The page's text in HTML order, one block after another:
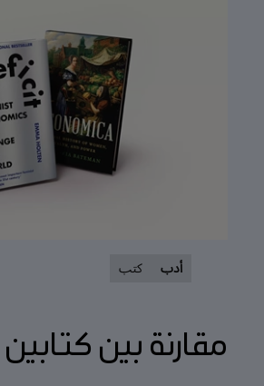
أدب كتب
مقارنة بين كتابين